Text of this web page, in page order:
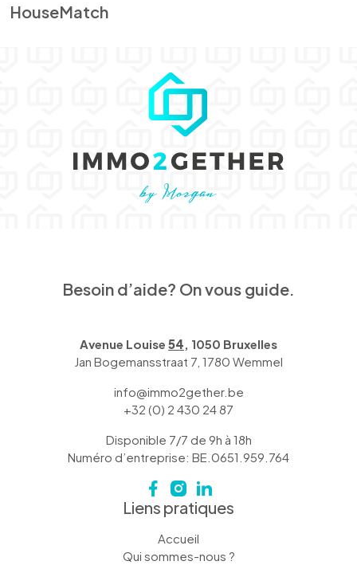
HouseMatch
Besoin d’aide? On vous guide.
Avenue Louise 54, 1050 Bruxelles
Jan Bogemansstraat 7, 1780 Wemmel
info@immo2gether.be
+32 (0) 2 430 24 87
Disponible 7/7 de 9h à 18h
Numéro d’entreprise: BE.0651.959.764
Liens pratiques
Accueil
Qui sommes-nous ?